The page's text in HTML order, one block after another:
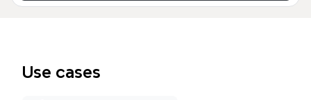
Use cases